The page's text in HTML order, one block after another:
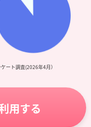
ート調査(2026年4月）
用する